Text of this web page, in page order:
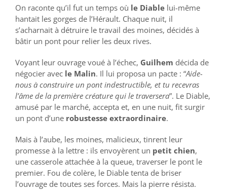
On raconte qu’il fut un temps où le Diable lui-même
hantait les gorges de l’Hérault. Chaque nuit, il
s’acharnait à détruire le travail des moines, décidés à
bâtir un pont pour relier les deux rives.
Voyant leur ouvrage voué à l’échec, Guilhem décida de
négocier avec le Malin. Il lui proposa un pacte : “Aide-
nous à construire un pont indestructible, et tu recevras
l’âme de la première créature qui le traversera”. Le Diable,
amusé par le marché, accepta et, en une nuit, fit surgir
un pont d’une robustesse extraordinaire.
Mais à l’aube, les moines, malicieux, tinrent leur
promesse à la lettre : ils envoyèrent un petit chien,
une casserole attachée à la queue, traverser le pont le
premier. Fou de colère, le Diable tenta de briser
l’ouvrage de toutes ses forces. Mais la pierre résista.